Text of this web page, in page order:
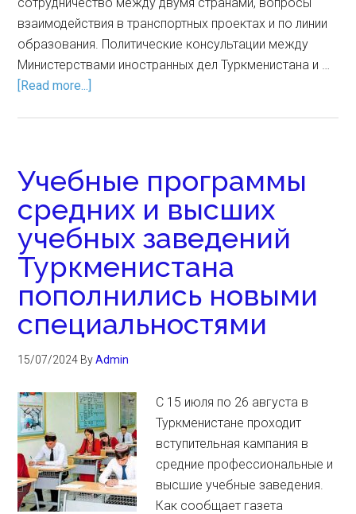
взаимодействия в транспортных проектах и по линии
образования. Политические консультации между
Министерствами иностранных дел Туркменистана и …
[Read more...]
Учебные программы
средних и высших
учебных заведений
Туркменистана
пополнились новыми
специальностями
15/07/2024 ByAdmin
С 15 июля по 26 августа в
Туркменистане проходит
вступительная кампания в
средние профессиональные и
высшие учебные заведения.
Как сообщает газета